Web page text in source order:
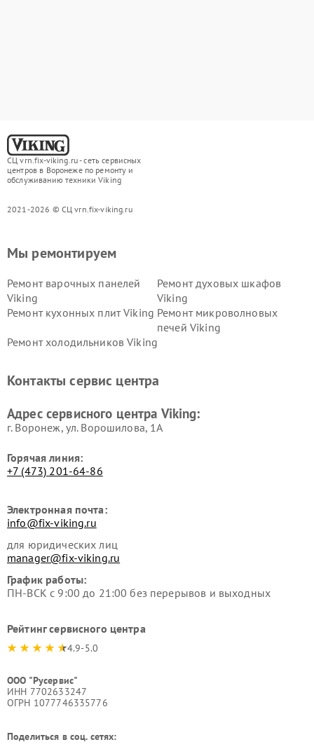
СЦ vrn.fix-viking.ru - сеть сервисных
центров в Воронеже по ремонту и
обслуживанию техники Viking
2021-2026 © СЦ vrn.fix-viking.ru
Мы ремонтируем
Ремонт варочных панелей
Viking
Ремонт духовых шкафов
Viking
Ремонт кухонных плит Viking Ремонт микроволновых
печей Viking
Ремонт холодильников Viking
Контакты сервис центра
Адрес сервисного центра Viking:
г. Воронеж, ул. Ворошилова, 1А
Горячая линия:
+7 (473) 201-64-86
Электронная почта:
info@fix-viking.ru
для юридических лиц
manager@fix-viking.ru
График работы:
ПН-ВСК с 9:00 до 21:00 без перерывов и выходных
Рейтинг сервисного центра
4.9-5.0
ООО "Русервис"
ИНН 7702633247
ОГРН 1077746335776
Поделиться в соц. сетях: